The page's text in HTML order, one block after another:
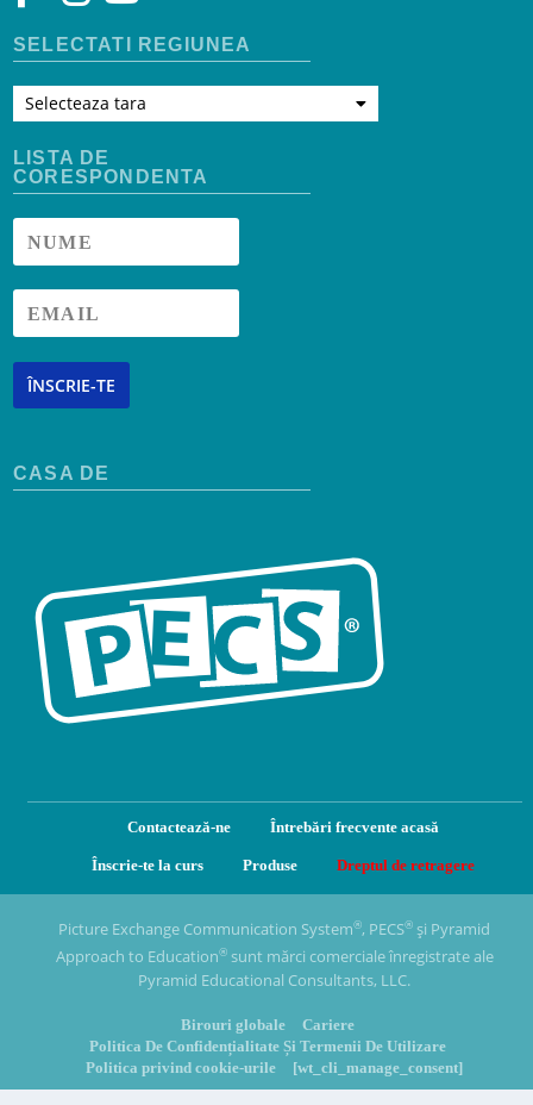
SELECTATI REGIUNEA
Selecteaza tara
LISTA DE
CORESPONDENTA
ÎNSCRIE-TE
CASA DE
Contactează-ne Întrebări frecvente acasă
Înscrie-te la curs Produse Dreptul de retragere
Picture Exchange Communication System®, PECS® și Pyramid
Approach to Education®sunt mărci comerciale înregistrate ale
Pyramid Educational Consultants, LLC.
Birouri globale
Cariere
Politica De Confidențialitate Și Termenii De Utilizare
Politica privind cookie-urile
[wt_cli_manage_consent]